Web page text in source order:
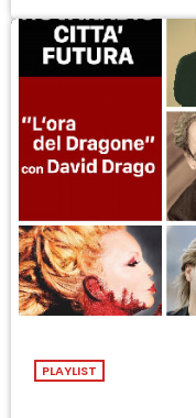
PLAYLIST